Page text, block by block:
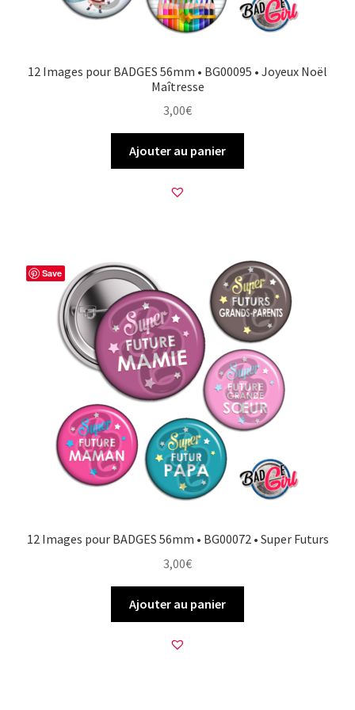
12 Images pour BADGES 56mm • BG00095 • Joyeux Noël
Maîtresse
3,00€
Ajouter au panier
Save
12 Images pour BADGES 56mm • BG00072 • Super Futurs
3,00€
Ajouter au panier